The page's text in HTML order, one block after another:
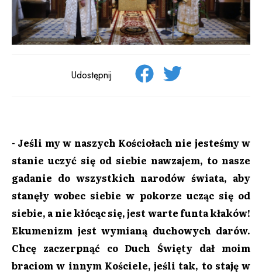
Udostępnij
- Jeśli my w naszych Kościołach nie jesteśmy w
stanie uczyć się od siebie nawzajem, to nasze
gadanie do wszystkich narodów świata, aby
stanęły wobec siebie w pokorze ucząc się od
siebie, a nie kłócąc się, jest warte funta kłaków!
Ekumenizm jest wymianą duchowych darów.
Chcę zaczerpnąć co Duch Święty dał moim
braciom w innym Kościele, jeśli tak, to staję w